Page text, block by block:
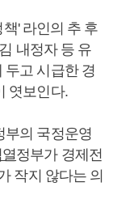
' 라인의 추 후
내정자 등 유
두고 시급한 경
엿보인다.
부의 국정운영
정부가 경제전
작지 않다는 의